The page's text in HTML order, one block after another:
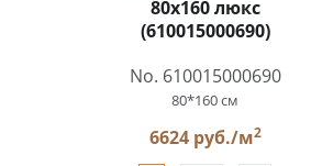
80x160 люкс
(610015000690)
No. 610015000690
80*160 см
6624 руб./м2